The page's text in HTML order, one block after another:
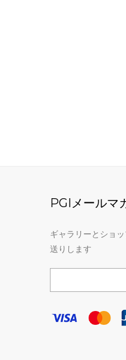
PGIメールマ
ギャラリーとショ
送りします